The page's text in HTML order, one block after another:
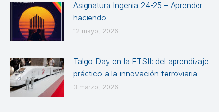
Asignatura Ingenia 24-25 – Aprender
haciendo
12 mayo, 2026
Talgo Day en la ETSII: del aprendizaje
práctico a la innovación ferroviaria
3 marzo, 2026